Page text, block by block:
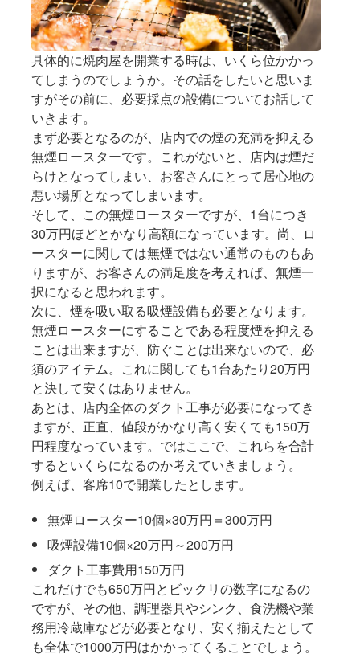
具体的に焼肉屋を開業する時は、いくら位かかっ
てしまうのでしょうか。その話をしたいと思いま
すがその前に、必要採点の設備についてお話して
いきます。
まず必要となるのが、店内での煙の充満を抑える
無煙ロースターです。これがないと、店内は煙だ
らけとなってしまい、お客さんにとって居心地の
悪い場所となってしまいます。
そして、この無煙ロースターですが、1台につき
30万円ほどとかなり高額になっています。尚、ロ
ースターに関しては無煙ではない通常のものもあ
りますが、お客さんの満足度を考えれば、無煙一
択になると思われます。
次に、煙を吸い取る吸煙設備も必要となります。
無煙ロースターにすることである程度煙を抑える
ことは出来ますが、防ぐことは出来ないので、必
須のアイテム。これに関しても1台あたり20万円
と決して安くはありません。
あとは、店内全体のダクト工事が必要になってき
ますが、正直、値段がかなり高く安くても150万
円程度なっています。ではここで、これらを合計
するといくらになるのか考えていきましょう。
例えば、客席10で開業したとします。
無煙ロースター10個×30万円＝300万円
吸煙設備10個×20万円～200万円
ダクト工事費用150万円
これだけでも650万円とビックリの数字になるの
ですが、その他、調理器具やシンク、食洗機や業
務用冷蔵庫などが必要となり、安く揃えたとして
も全体で1000万円はかかってくることでしょう。